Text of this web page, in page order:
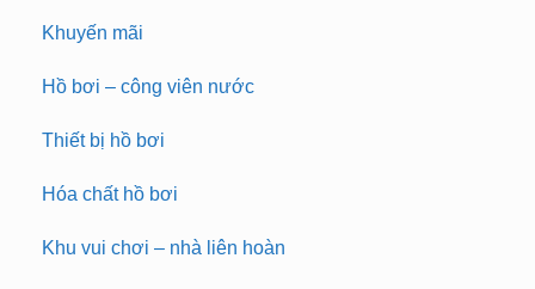
Khuyến mãi
Hồ bơi – công viên nước
Thiết bị hồ bơi
Hóa chất hồ bơi
Khu vui chơi – nhà liên hoàn